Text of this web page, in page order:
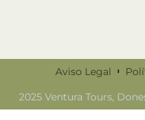
Aviso Legal
2025 Ventura Tours,